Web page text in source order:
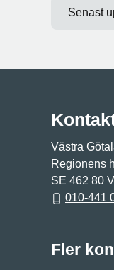
Senast
Västra
Regionens
SE 462 80
010-441
Fler